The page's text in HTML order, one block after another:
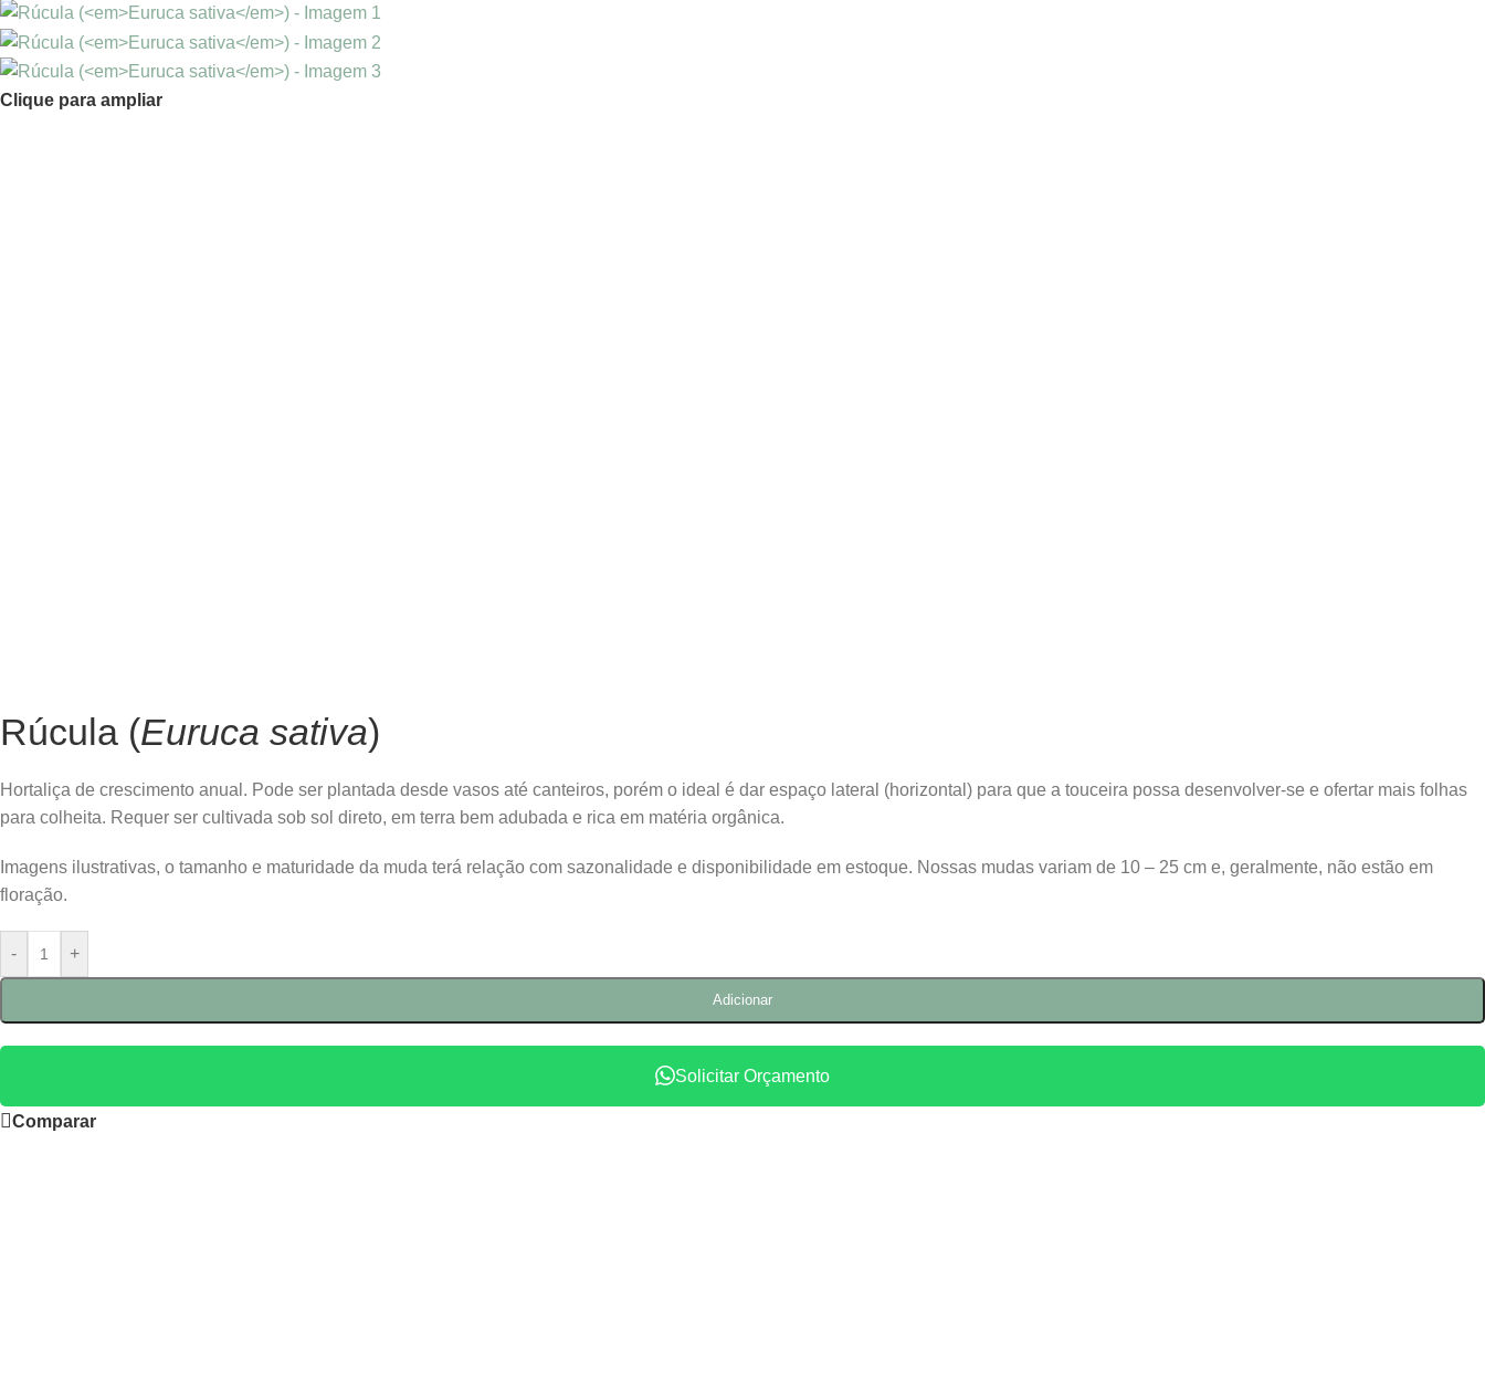
Clique para ampliar
Rúcula (Euruca sativa)
Hortaliça de crescimento anual. Pode ser plantada desde vasos até canteiros, porém o ideal é dar espaço lateral (horizontal) para que a touceira possa desenvolver-se e ofertar mais folhas
para colheita. Requer ser cultivada sob sol direto, em terra bem adubada e rica em matéria orgânica.
Imagens ilustrativas, o tamanho e maturidade da muda terá relação com sazonalidade e disponibilidade em estoque. Nossas mudas variam de 10 – 25 cm e, geralmente, não estão em
floração.
- +
Adicionar
Solicitar Orçamento
Comparar